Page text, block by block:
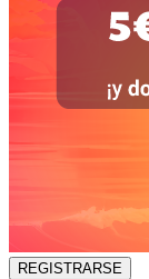
REGISTRARSE